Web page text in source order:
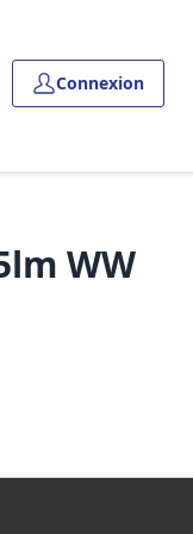
Connexion
WW